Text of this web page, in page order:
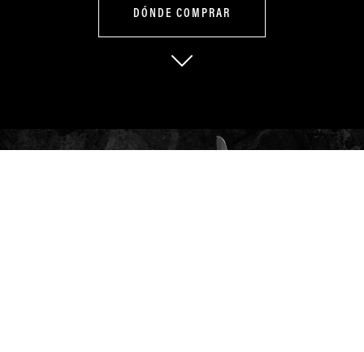
DÓNDE COMPRAR